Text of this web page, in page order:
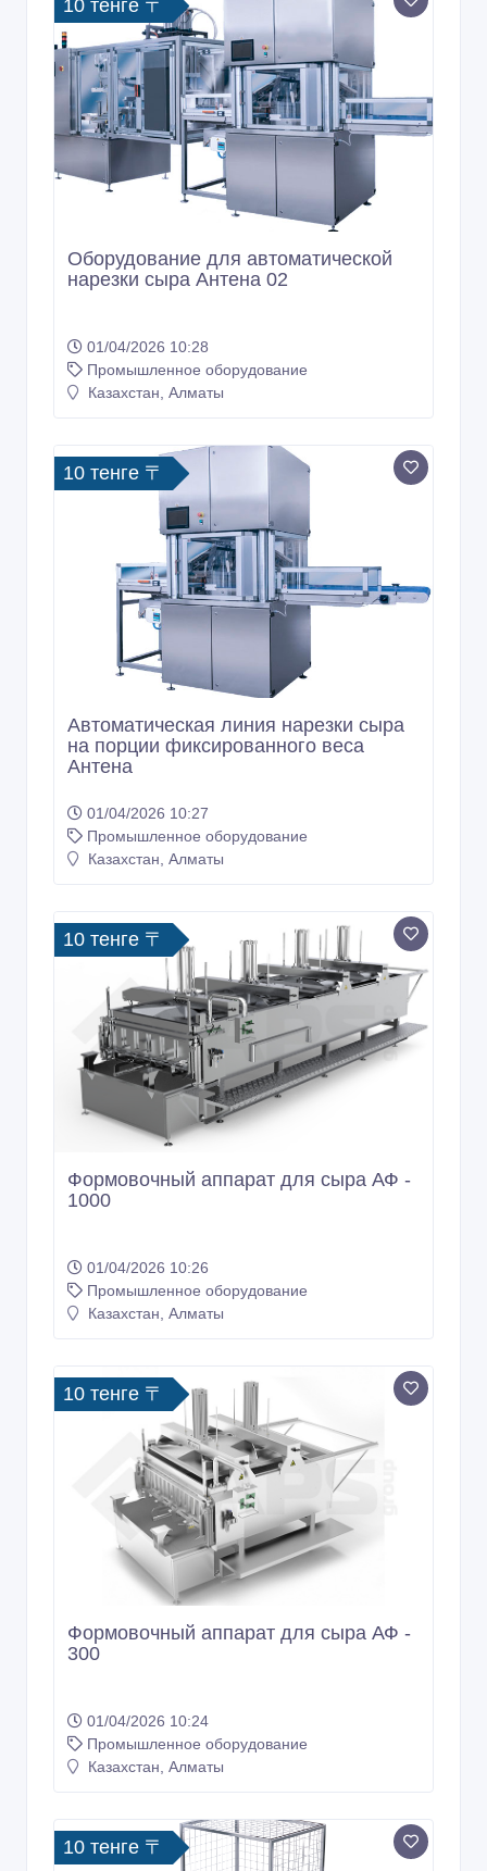
10 тенге 〒
Оборудование для автоматической
нарезки сыра Антена 02
01/04/2026 10:28
Промышленное оборудование
Казахстан, Алматы
10 тенге 〒
Автоматическая линия нарезки сыра
на порции фиксированного веса
Антена
01/04/2026 10:27
Промышленное оборудование
Казахстан, Алматы
10 тенге 〒
Формовочный аппарат для сыра АФ -
1000
01/04/2026 10:26
Промышленное оборудование
Казахстан, Алматы
10 тенге 〒
Формовочный аппарат для сыра АФ -
300
01/04/2026 10:24
Промышленное оборудование
Казахстан, Алматы
10 тенге 〒